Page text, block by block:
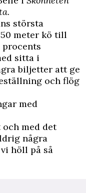
största
meter kö till
procents
sitta i
biljetter att ge
och flög
med
med det
några
höll på så